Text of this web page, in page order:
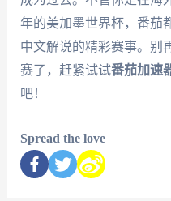
年的美加墨世界杯，番茄
中文解说的精彩赛事。别
赛了，赶紧试试番茄加速
吧！
Spread the love